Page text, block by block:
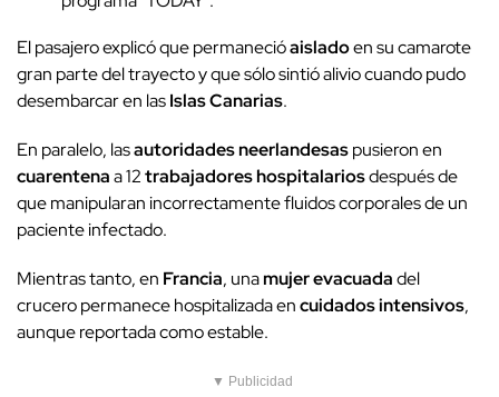
El pasajero explicó que permanecióaisladoen su camarote
gran parte del trayecto y que sólo sintió alivio cuando pudo
desembarcar en lasIslas Canarias.
En paralelo, lasautoridades neerlandesaspusieron en
cuarentenaa 12trabajadores hospitalariosdespués de
que manipularan incorrectamente fluidos corporales de un
paciente infectado.
Mientras tanto, en Francia, unamujer evacuadadel
crucero permanece hospitalizada encuidados intensivos,
aunque reportada como estable.
▼ Publicidad